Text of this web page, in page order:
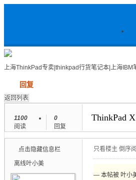
上
海ThinkPad专卖|thinkpad行货笔
记本|上海IBM笔记本电脑|上海
上海ThinkPad专卖|thinkpad行货笔记本|上海IBM
回复
返回列表
1100
阅读
0
回复
ThinkPad
点击隐藏信息栏
离线叶小美
只看楼主 倒序
— 本帖被 叶小